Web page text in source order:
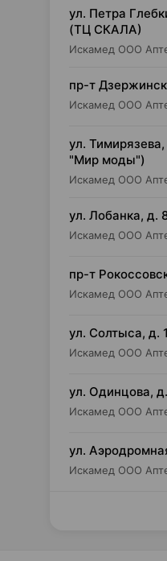
ул. Петра
(ТЦ СКАЛА)
Искамед ООО
пр-т
Искамед ООО
ул.
"Мир моды")
Искамед ООО
ул. Лобанка, д.
Искамед ООО
пр-т
Искамед ООО
ул. Солтыса, д.
Искамед ООО
ул. Одинцова,
Искамед ООО
ул.
Искамед ООО